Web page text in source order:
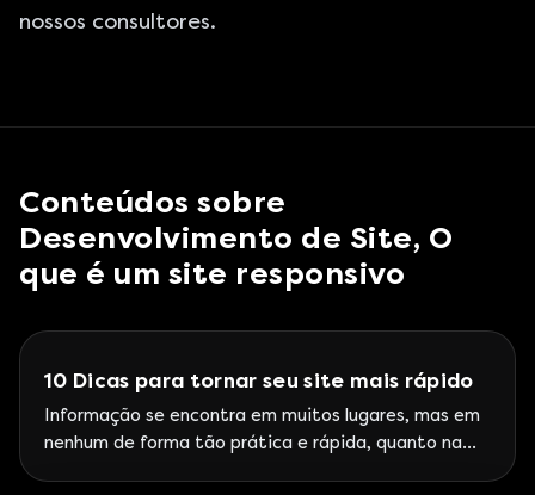
nossos consultores.
Conteúdos sobre
Desenvolvimento de Site, O
que é um site responsivo
10 Dicas para tornar seu site mais rápido
Informação se encontra em muitos lugares, mas em
nenhum de forma tão prática e rápida, quanto na